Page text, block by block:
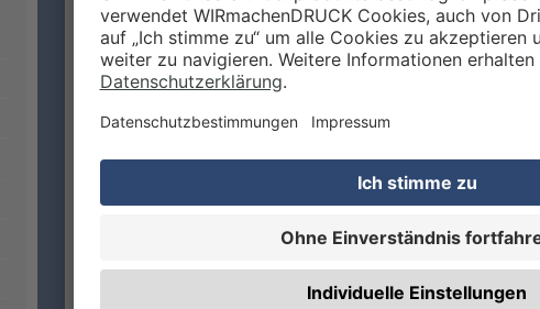
Qualitätskontrolle (von Experten empf.)
VERARBEITUNG & VEREDELUNG
Abheftlochung (2 Loch)